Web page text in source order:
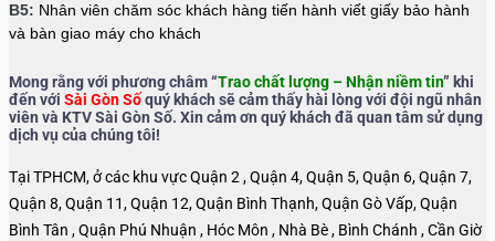
B5: Nhân viên chăm sóc khách hàng tiến hành viết giấy bảo hành
và bàn giao máy cho khách
Mong rằng với phương châm “Trao chất lượng – Nhận niềm tin” khi
đến với Sài Gòn Sốquý khách sẽ cảm thấy hài lòng với đội ngũ nhân
viên và KTV Sài Gòn Số. Xin cảm ơn quý khách đã quan tâm sử dụng
dịch vụ của chúng tôi!
Tại TPHCM, ở các khu vực Quận 2 , Quận 4, Quận 5, Quận 6, Quận 7,
Quận 8, Quận 11, Quận 12, Quận Bình Thạnh, Quận Gò Vấp, Quận
Bình Tân , Quận Phú Nhuận , Hóc Môn , Nhà Bè , Bình Chánh , Cần Giờ